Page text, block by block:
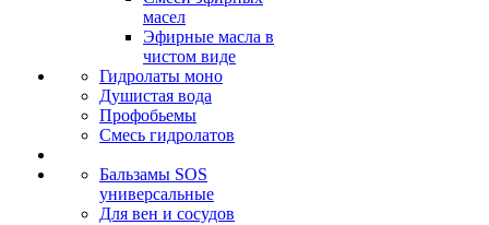
масел
Эфирные масла в
чистом виде
Гидролаты моно
Душистая вода
Профобьемы
Смесь гидролатов
Бальзамы SOS
универсальные
Для вен и сосудов